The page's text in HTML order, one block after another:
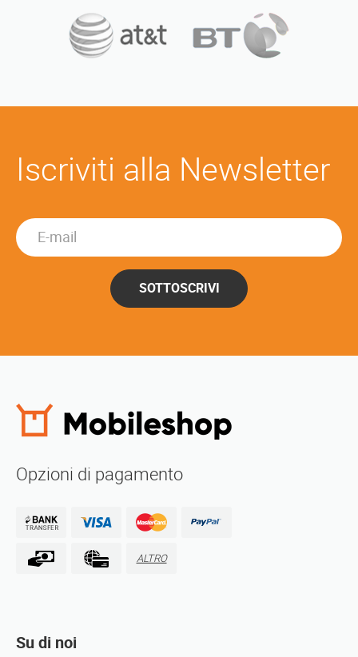
Iscriviti alla Newsletter
SOTTOSCRIVI
Opzioni di pagamento
ALTRO
Su di noi